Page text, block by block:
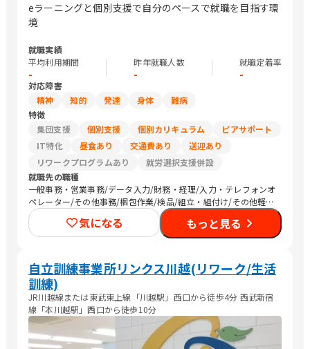
eラーニングと個別支援で自分のペースで就職を目指す環
境
就職実績
平均利用期間
-
昨年就職人数
-
就職定着率
-
対応障害
精神
知的 発達 身体
難病
特徴
集団支援
個別支援 個別カリキュラム
ピアサポート
IT特化
昼食あり 交通費あり
送迎あり
リワークプログラムあり
就労選択支援併設
就職先の職種
一般事務・営業事務/データ入力/財務・経理/入力・テレフォンオ
ペレーター/その他事務/梱包作業/検品/組立・組付け/その他軽作
業/販売スタッフ・接客/バックヤード・商品管理/Web制作/その
他専門職/清掃/警備/農作業
気になる もっと見る
自立訓練事業所リンクス川越(リワーク/生活
訓練)
JR川越線または東武東上線「川越駅」西口から徒歩4分 西武新宿
線「本川越駅」西口から徒歩10分